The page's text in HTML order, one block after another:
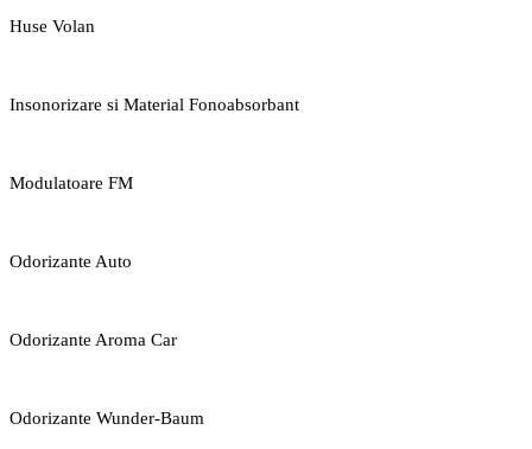
Huse Volan
Insonorizare si Material Fonoabsorbant
Modulatoare FM
Odorizante Auto
Odorizante Aroma Car
Odorizante Wunder-Baum